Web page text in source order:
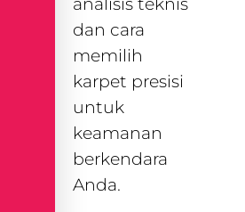
analisis teknis
dan cara
memilih
karpet presisi
untuk
keamanan
berkendara
Anda.